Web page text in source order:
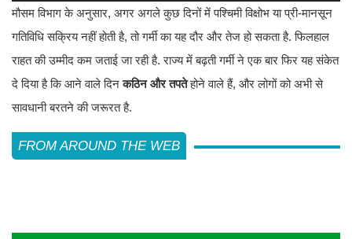
मौसम विभाग के अनुसार, अगर अगले कुछ दिनों में पश्चिमी विक्षोभ या प्री-मानसून
गतिविधि सक्रिय नहीं होती है, तो गर्मी का यह दौर और तेज हो सकता है. फिलहाल
राहत की उम्मीद कम जताई जा रही है. राज्य में बढ़ती गर्मी ने एक बार फिर यह संकेत
दे दिया है कि आने वाले दिनकठिन और तपतेहोने वाले हैं, और लोगों को अभी से
सावधानी बरतने की जरूरत है.
FROM AROUND THE WEB